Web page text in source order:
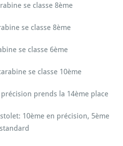
se classe 8ème
se classe 8ème
se classe 6ème
se classe 10ème
prends la 14ème place
10ème en précision, 5ème